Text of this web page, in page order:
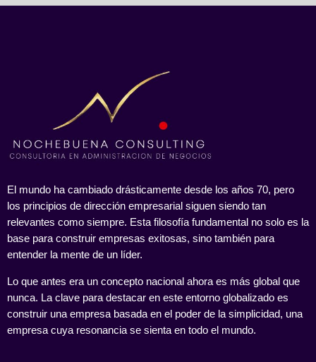
El mundo ha cambiado drásticamente desde los años 70, pero
los principios de dirección empresarial siguen siendo tan
relevantes como siempre. Esta filosofía fundamental no solo es la
base para construir empresas exitosas, sino también para
entender la mente de un líder.
Lo que antes era un concepto nacional ahora es más global que
nunca. La clave para destacar en este entorno globalizado es
construir una empresa basada en el poder de la simplicidad, una
empresa cuya resonancia se sienta en todo el mundo.